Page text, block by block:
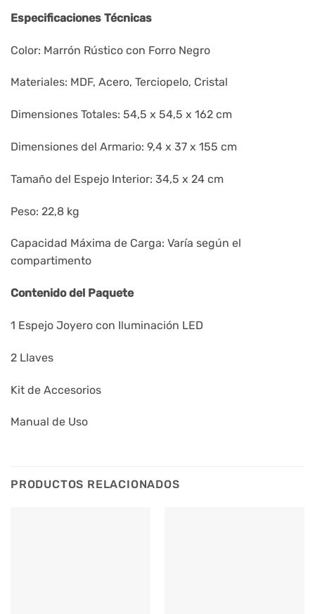
Especificaciones Técnicas
Color: Marrón Rústico con Forro Negro
Materiales: MDF, Acero, Terciopelo, Cristal
Dimensiones Totales: 54,5 x 54,5 x 162 cm
Dimensiones del Armario: 9,4 x 37 x 155 cm
Tamaño del Espejo Interior: 34,5 x 24 cm
Peso: 22,8 kg
Capacidad Máxima de Carga: Varía según el
compartimento
Contenido del Paquete
1 Espejo Joyero con Iluminación LED
2 Llaves
Kit de Accesorios
Manual de Uso
PRODUCTOS RELACIONADOS